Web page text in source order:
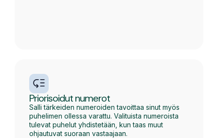
Priorisoidut numerot
Salli tärkeiden numeroiden tavoittaa sinut myös
puhelimen ollessa varattu. Valituista numeroista
tulevat puhelut yhdistetään, kun taas muut
ohjautuvat suoraan vastaajaan.